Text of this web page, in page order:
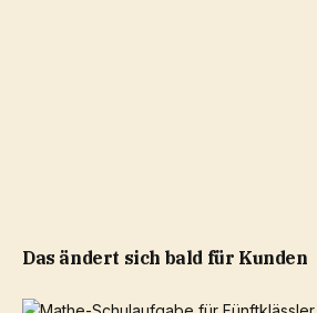
Das ändert sich bald für Kunden